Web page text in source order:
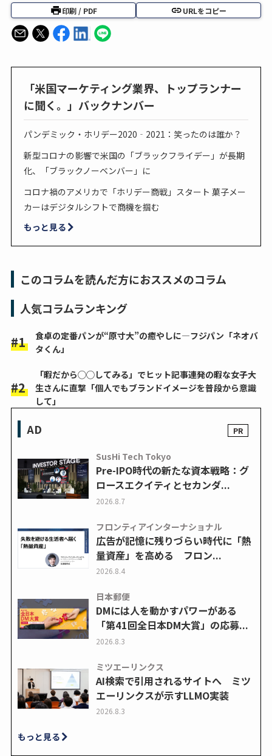
印刷 / PDF URLをコピー
「米国マーケティング業界、トップランナー
に聞く。」バックナンバー
パンデミック・ホリデー2020‐2021：笑ったのは誰か？
新型コロナの影響で米国の「ブラックフライデー」が長期
化、「ブラックノーベンバー」に
コロナ禍のアメリカで「ホリデー商戦」スタート 菓子メー
カーはデジタルシフトで商機を掴む
もっと見る
このコラムを読んだ方におススメのコラム
人気コラムランキング
食卓の定番パンが“原寸大”の癒やしに―フジパン「ネオバ
タくん」
「暇だから◯◯してみる」でヒット記事連発の暇な女子大
生さんに直撃「個人でもブランドイメージを普段から意識
して」
AD
SusHi Tech Tokyo
Pre-IPO時代の新たな資本戦略：グ
ロースエクイティとセカンダ...
2026.8.7
フロンティアインターナショナル
広告が記憶に残りづらい時代に「熱
量資産」を高める フロン...
2026.8.4
日本郵便
DMには人を動かすパワーがある
「第41回全日本DM大賞」の応募...
2026.8.3
ミツエーリンクス
AI検索で引用されるサイトへ ミツ
エーリンクスが示すLLMO実装
2026.8.3
もっと見る